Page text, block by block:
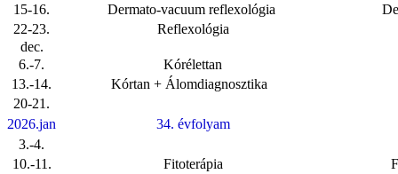
15-16.
Dermato-vacuum reflexológia
22-23.
Reflexológia
dec.
6.-7.
Kórélettan
13.-14.
Kórtan + Álomdiagnosztika
20-21.
2026.jan
34. évfolyam
3.-4.
10.-11.
Fitoterápia